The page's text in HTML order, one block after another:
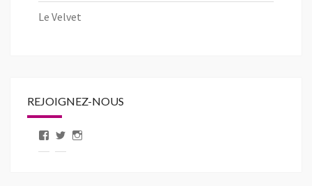
Le Velvet
REJOIGNEZ-NOUS
Voir Voir